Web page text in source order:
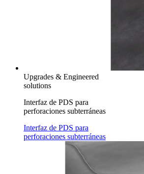
Upgrades & Engineered
solutions
Interfaz de PDS para
perforaciones subterráneas
Interfaz de PDS para
perforaciones subterráneas